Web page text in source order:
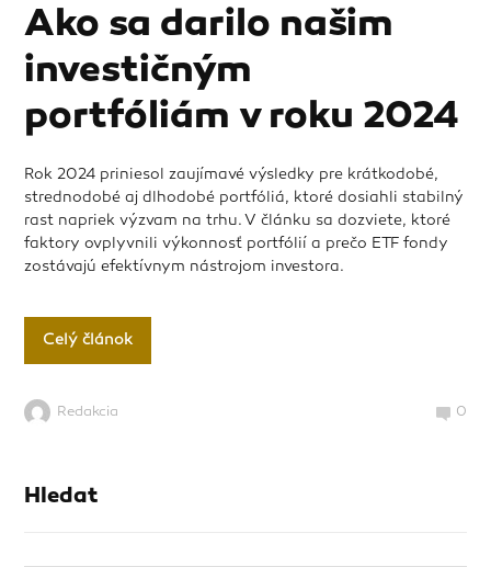
Ako sa darilo našim
investičným
portfóliám v roku 2024
Rok 2024 priniesol zaujímavé výsledky pre krátkodobé,
strednodobé aj dlhodobé portfóliá, ktoré dosiahli stabilný
rast napriek výzvam na trhu. V článku sa dozviete, ktoré
faktory ovplyvnili výkonnosť portfólií a prečo ETF fondy
zostávajú efektívnym nástrojom investora.
Celý článok
Redakcia 0
Hledat